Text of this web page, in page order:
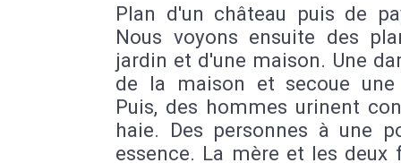
Plan d'un château puis de
Nous voyons ensuite des
jardin et d'une maison. Une
de la maison et secoue une
Puis, des hommes urinent
haie. Des personnes à une
essence. La mère et les deux